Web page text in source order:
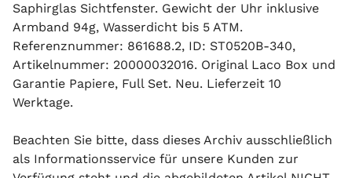
Saphirglas Sichtfenster. Gewicht der Uhr inklusive
Armband 94g, Wasserdicht bis 5 ATM.
Referenznummer: 861688.2, ID: ST0520B-340,
Artikelnummer: 20000032016. Original Laco Box und
Garantie Papiere, Full Set. Neu. Lieferzeit 10
Werktage.
Beachten Sie bitte, dass dieses Archiv ausschließlich
als Informationsservice für unsere Kunden zur